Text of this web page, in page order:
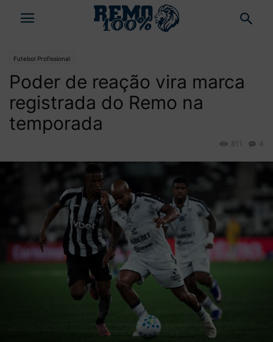
Futebol Profissional
Poder de reação vira marca
registrada do Remo na
temporada
4
811